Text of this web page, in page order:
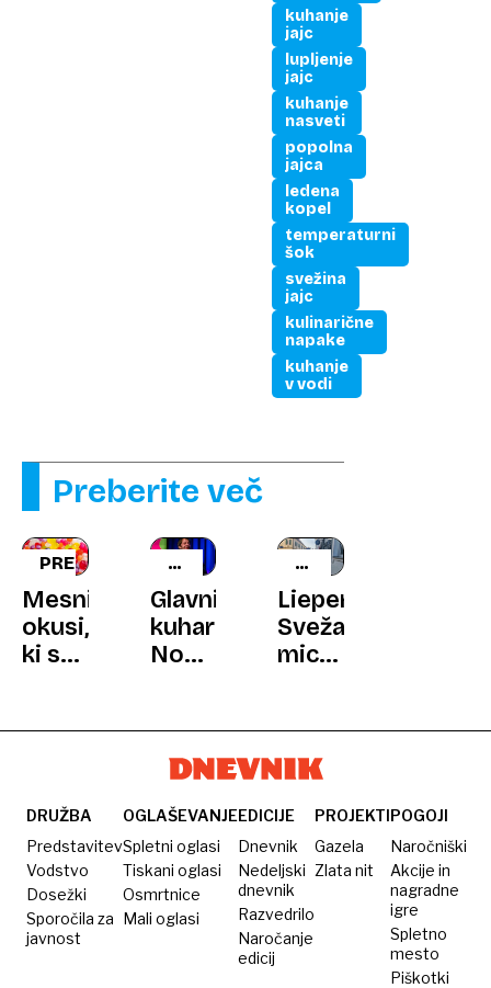
kuhanje
jajc
lupljenje
jajc
kuhanje
nasveti
popolna
jajca
ledena
kopel
temperaturni
šok
svežina
jajc
kulinarične
napake
kuhanje
v vodi
Preberite več
PREHRANA
Mesni
okusi,
ki so
vegetarijanski
PO
RAZKRITJU
Glavni
kuhar
Nome
obtožbah
na
delovnem
mestu
OCENA
GOSTILNE
Lieperts:
Sveža
michelinka
vinski
cesti
DRUŽBA
Predstavitev
Vodstvo
Dosežki
Sporočila za
javnost
OGLAŠEVANJE
Spletni oglasi
Tiskani oglasi
Osmrtnice
Mali oglasi
EDICIJE
Dnevnik
Nedeljski
dnevnik
Razvedrilo
Naročanje
edicij
PROJEKTI
Gazela
Zlata nit
POGOJI
Naročniški
Akcije in
nagradne
igre
Spletno
mesto
Piškotki